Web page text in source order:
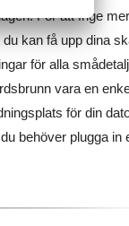
För att frige
kan få upp dina
för alla
vara en
för din
behöver plugga in